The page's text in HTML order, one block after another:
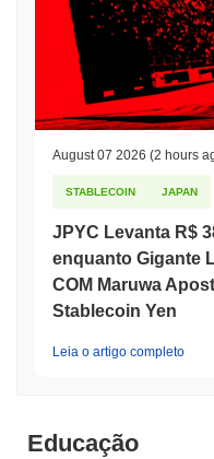
August 07 2026 (2 hours
STABLECOIN JAPAN
JPYC Levanta R$
enquanto Gigante
COM Maruwa
Stablecoin Yen
Leia o artigo completo
Educação